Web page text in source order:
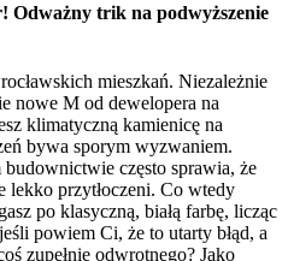
Odważny trik na podwyższenie
mieszkań. Niezależnie
nowe M od dewelopera na
klimatyczną kamienicę na
bywa sporym wyzwaniem.
często sprawia, że
lekko przytłoczeni. Co wtedy
po klasyczną, białą farbę, licząc
powiem Ci, że to utarty błąd, a
zupełnie odwrotnego? Jako